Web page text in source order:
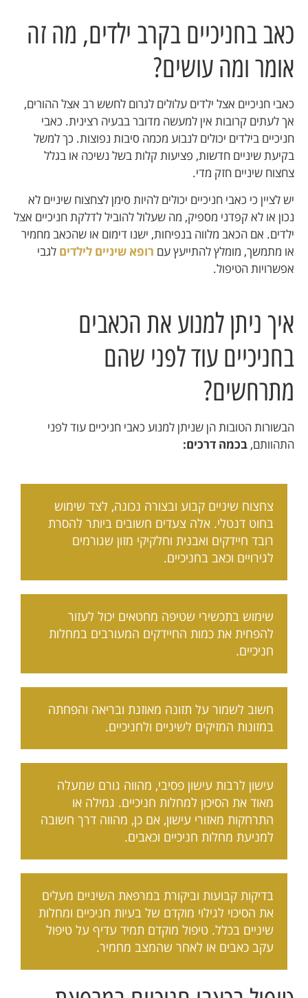
כאב בחניכיים בקרב ילדים, מה זה
אומר ומה עושים?
כאבי חניכיים אצל ילדים עלולים לגרום לחשש רב אצל ההורים,
אך לעתים קרובות אין למעשה מדובר בבעיה רצינית. כאבי
חניכיים בילדים יכולים לנבוע מכמה סיבות נפוצות. כך למשל
בקיעת שיניים חדשות, פציעות קלות בשל נשיכה או בגלל
צחצוח שיניים חזק מדי.
יש לציין כי כאבי חניכיים יכולים להיות סימן לצחצוח שיניים לא
נכון או לא קפדני מספיק, מה שעלול להוביל לדלקת חניכיים אצל
ילדים. אם הכאב מלווה בנפיחות, ישנו דימום או שהכאב מחמיר
או מתמשך, מומלץ להתייעץ עם רופא שיניים לילדים לגבי
אפשרויות הטיפול.
איך ניתן למנוע את הכאבים
בחניכיים עוד לפני שהם
מתרחשים?
הבשורות הטובות הן שניתן למנוע כאבי חניכיים עוד לפני
התהוותם, בכמה דרכים:
צחצוח שיניים קבוע ובצורה נכונה, לצד שימוש
בחוט דנטלי. אלה צעדים חשובים ביותר להסרת
רובד חיידקים ואבנית וחלקיקי מזון שגורמים
לגירויים וכאב בחניכיים.
שימוש בתכשירי שטיפה מחטאים יכול לעזור
להפחית את כמות החיידקים המעורבים במחלות
חניכיים.
חשוב לשמור על תזונה מאוזנת ובריאה והפחתה
במזונות המזיקים לשיניים ולחניכיים.
עישון לרבות עישון פסיבי, מהווה גורם שמעלה
מאוד את הסיכון למחלות חניכיים. גמילה או
התרחקות מאזורי עישון, אם כן, מהווה דרך חשובה
למניעת מחלות חניכיים וכאבים.
בדיקות קבועות וביקורת במרפאת השיניים מעלים
את הסיכוי לגילוי מוקדם של בעיות חניכיים ומחלות
שיניים בכלל. טיפול מוקדם תמיד עדיף על טיפול
עקב כאבים או לאחר שהמצב מחמיר.